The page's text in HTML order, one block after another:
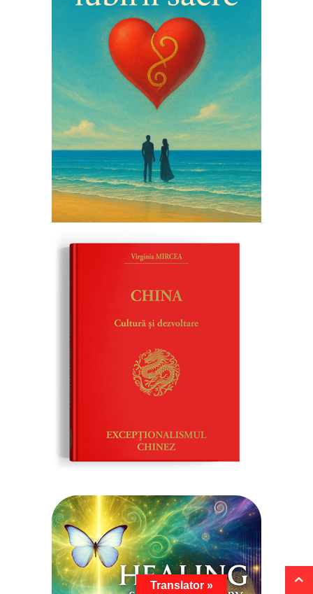
Translator »